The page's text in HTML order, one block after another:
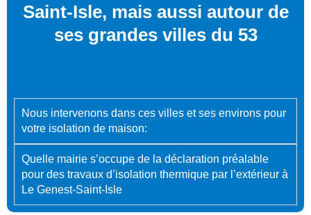
Saint-Isle, mais aussi autour de
ses grandes villes du 53
Nous intervenons dans ces villes et ses environs pour
votre isolation de maison:
Quelle mairie s’occupe de la déclaration préalable
pour des travaux d’isolation thermique par l’extérieur à
Le Genest-Saint-Isle